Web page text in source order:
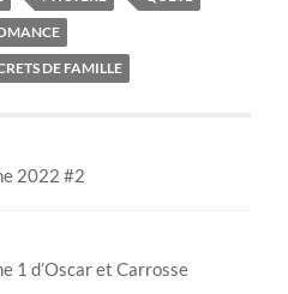
DE FAMILLE
2022 #2
1 d’Oscar et Carrosse